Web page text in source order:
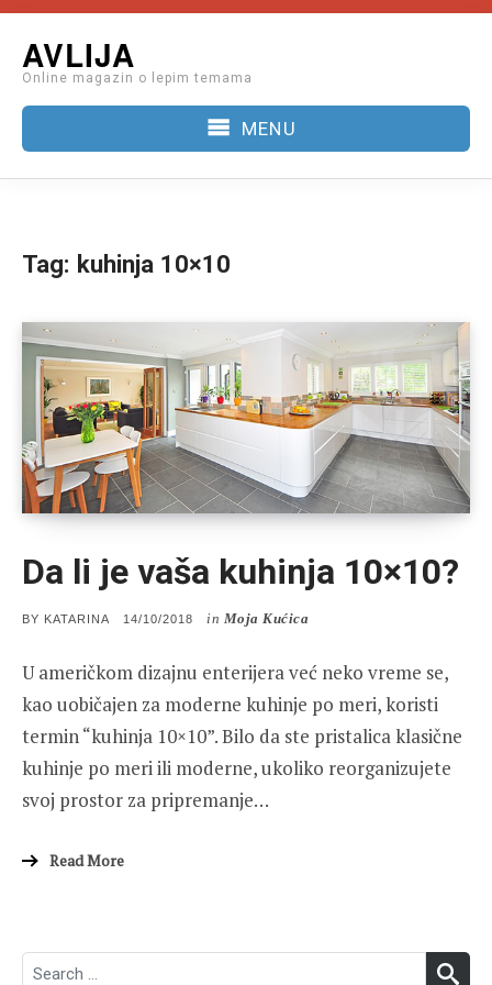
content
AVLIJA
Online magazin o lepim temama
MENU
Tag: kuhinja 10×10
Da li je vaša kuhinja 10×10?
BY KATARINA
POSTED
14/10/2018 in Moja Kućica
U američkom dizajnu enterijera već neko vreme se,
kao uobičajen za moderne kuhinje po meri, koristi
termin “kuhinja 10×10”. Bilo da ste pristalica klasične
kuhinje po meri ili moderne, ukoliko reorganizujete
svoj prostor za pripremanje…
Read More
Search